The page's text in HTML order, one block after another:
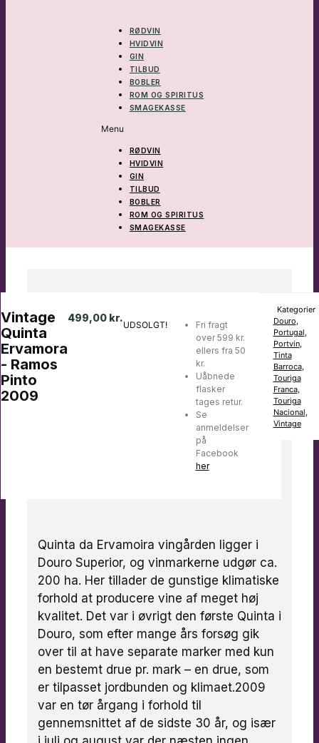
RØDVIN
HVIDVIN
GIN
TILBUD
BOBLER
ROM OG SPIRITUS
SMAGEKASSE
Menu
RØDVIN
HVIDVIN
GIN
TILBUD
BOBLER
ROM OG SPIRITUS
SMAGEKASSE
Vintage
Quinta
Ervamora
- Ramos
Pinto
2009
499,00 kr.
UDSOLGT!
Fri fragt
over 599 kr.
ellers fra 50
kr.
Uåbnede
flasker
tages retur.
Se
anmeldelser
på
Facebook
her
Kategorier
Douro
Portugal
Portvin,
Tinta
Barroca,
Touriga
Franca,
Touriga
Nacional
Vintage
Quinta da Ervamoira vingården ligger i
Douro Superior, og vinmarkerne udgør ca.
200 ha. Her tillader de gunstige klimatiske
forhold at producere vine af meget høj
kvalitet. Det var i øvrigt den første Quinta i
Douro, som efter mange års forsøg gik
over til at have separate marker med kun
en bestemt drue pr. mark – en drue, som
er tilpasset jordbunden og klimaet.2009
var en tør årgang i forhold til
gennemsnittet af de sidste 30 år, og især